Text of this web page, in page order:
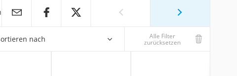
nach Alle Filter
zurücksetzen